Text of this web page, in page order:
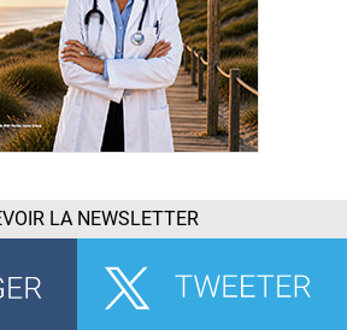
LA NEWSLETTER